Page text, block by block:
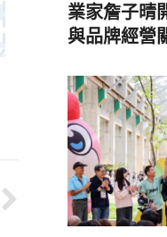
業家詹子晴
與品牌經營